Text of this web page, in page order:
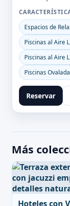
Espacios de
Piscinas al Aire
Piscinas al Aire
Piscinas
Reservar
Más
Hoteles con